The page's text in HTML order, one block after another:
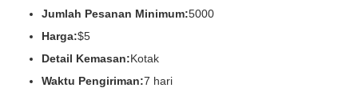
Jumlah Pesanan Minimum:5000
Harga:$5
Detail Kemasan:Kotak
Waktu Pengiriman:7 hari